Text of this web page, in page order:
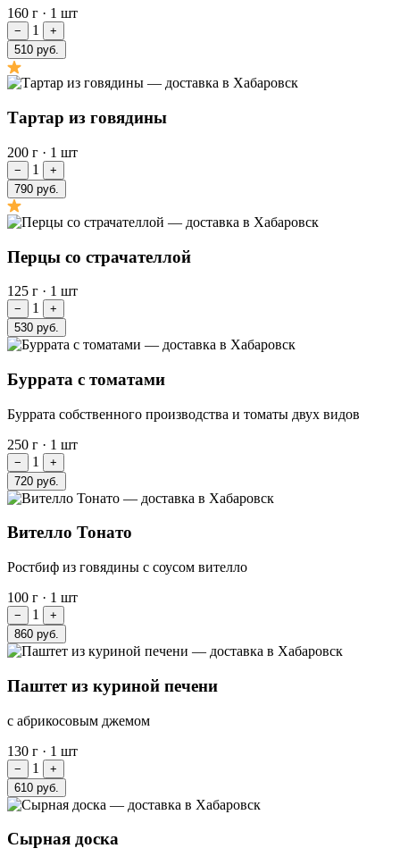
160 г · 1 шт
− 1
+
510 руб.
Тартар из говядины
200 г · 1 шт
− 1
+
790 руб.
Перцы со страчателлой
125 г · 1 шт
− 1
+
530 руб.
Буррата с томатами
Буррата собственного производства и томаты двух видов
250 г · 1 шт
− 1
+
720 руб.
Вителло Тонато
Ростбиф из говядины с соусом вителло
100 г · 1 шт
− 1
+
860 руб.
Паштет из куриной печени
с абрикосовым джемом
130 г · 1 шт
− 1
+
610 руб.
Сырная доска